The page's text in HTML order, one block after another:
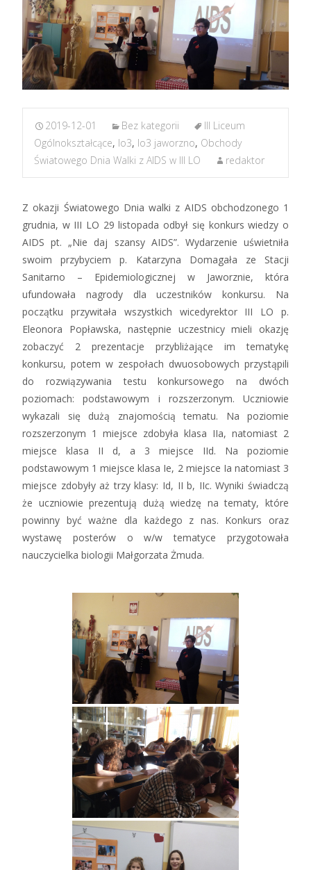
2019-12-01 Bez kategorii
III Liceum
Ogólnokształcące, lo3, lo3 jaworzno, Obchody
Światowego Dnia Walki z AIDS w III LO
redaktor
Z okazji Światowego Dnia walki z AIDS obchodzonego 1
grudnia, w III LO 29 listopada odbył się konkurs wiedzy o
AIDS pt. „Nie daj szansy AIDS”. Wydarzenie uświetniła
swoim przybyciem p. Katarzyna Domagała ze Stacji
Sanitarno – Epidemiologicznej w Jaworznie, która
ufundowała nagrody dla uczestników konkursu. Na
początku przywitała wszystkich wicedyrektor III LO p.
Eleonora Popławska, następnie uczestnicy mieli okazję
zobaczyć 2 prezentacje przybliżające im tematykę
konkursu, potem w zespołach dwuosobowych przystąpili
do rozwiązywania testu konkursowego na dwóch
poziomach: podstawowym i rozszerzonym. Uczniowie
wykazali się dużą znajomością tematu. Na poziomie
rozszerzonym 1 miejsce zdobyła klasa IIa, natomiast 2
miejsce klasa II d, a 3 miejsce IId. Na poziomie
podstawowym 1 miejsce klasa Ie, 2 miejsce Ia natomiast 3
miejsce zdobyły aż trzy klasy: Id, II b, IIc. Wyniki świadczą
że uczniowie prezentują dużą wiedzę na tematy, które
powinny być ważne dla każdego z nas. Konkurs oraz
wystawę posterów o w/w tematyce przygotowała
nauczycielka biologii Małgorzata Żmuda.